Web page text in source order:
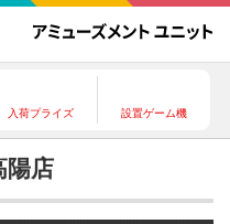
入荷プライズ 設置ゲーム機
陽店